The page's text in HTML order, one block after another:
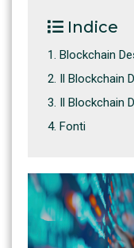
Indice
Blockchain
Il Blockchain
Il Blockchain
Fonti